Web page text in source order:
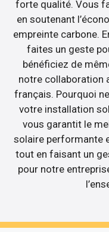
forte qualité. Vous
en soutenant
empreinte carbone.
faites un geste
bénéficiez de
notre collaboration
français. Pourquoi
votre installation
vous garantit le
solaire performante
tout en faisant un
pour notre